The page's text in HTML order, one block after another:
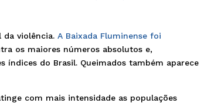
da violência.A Baixada Fluminense foi
os maiores números absolutos e,
do Brasil. Queimados também aparece
com mais intensidade as populações